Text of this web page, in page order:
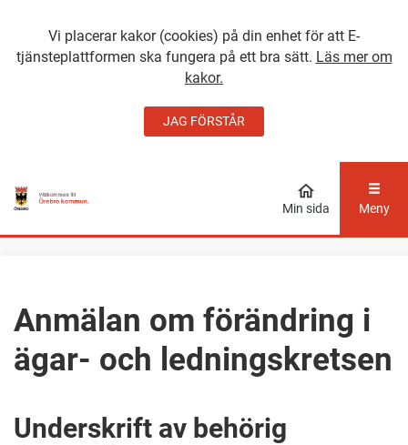
Vi placerar kakor (cookies) på din enhet för att E-
tjänsteplattformen ska fungera på ett bra sätt. Läs mer om
kakor.
JAG FÖRSTÅR
GÅ DIREKT TILL
Min sida Meny
Anmälan om förändring i
ägar- och ledningskretsen
Underskrift av behörig